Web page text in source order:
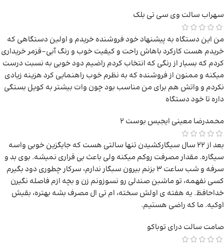
سهراب سالت وی سی تی بلک
من این دستگاه به پیشنهاد خود فروشنده خریدم و اولین دستگاهی که
خریدم هست کارکرد باهاش راحت و کیفیت خوب و رنگ آبی-قزمر خریداری
کردم که بسیار از رنگی که انتخاب کردم راضیم دود خوبی به نسبت درست
میکنه و ممنون از فروشنده که به نظرم خوب راهنمایی کرد هزینه زیادی
نکردم و واتش هم برای من مناسب بود چون وات بیشتر به کویل بستگی
داره تا خود دستگاه
محمدرضا معینی ایجیس بوست 2
بعد از ۲۲ سال سیگارکشیدن تنها سالتی هست که جایگزین خوبی واسه
سیگاره. مقدار مصرفت رو‌کم میکنه ولی باعث بی قراری نمیشه. بوی بد و
سرفه و شب ساعت ۳ بزنم بیرون سبگار ندارم، سرکار چطوری دود بگیرم
کسی نفهمه، تو ماشبن صندلی رو نسوزونم زن و بچه ازم فاصله نگیرن
خداحافظ. یه هفته ی اولش سخته، ام تی ال مصرف بشه بهتره، بقیش
اوکیه. ما که راضی هستیم.
صامت سالت درای توباکو